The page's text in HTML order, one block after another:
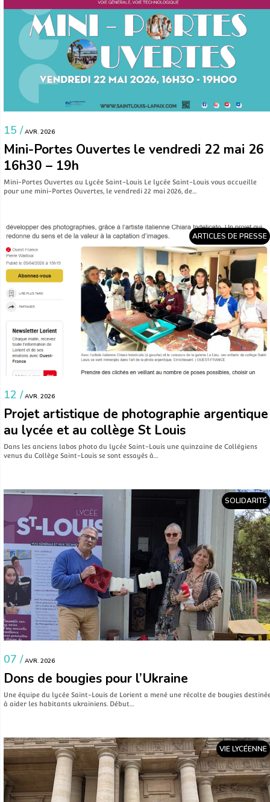
15 / AVR. 2026
Mini-Portes Ouvertes le vendredi 22 mai 26
16h30 – 19h
Mini-Portes Ouvertes au Lycée Saint-Louis Le lycée Saint-Louis vous accueille
pour une mini-Portes Ouvertes, le vendredi 22 mai 2026, de…
ARTICLES DE PRESSE
12 / AVR. 2026
Projet artistique de photographie argentique
au lycée et au collège St Louis
Dans les anciens labos photo du lycée Saint-Louis une quinzaine de Collégiens
venus du Collège Saint-Louis se sont essayés à…
SOLIDARITÉ
07 / AVR. 2026
Dons de bougies pour l’Ukraine
Une équipe du lycée Saint-Louis de Lorient a mené une récolte de bougies
à aider les habitants ukrainiens. Début…
VIE LYCÉENNE